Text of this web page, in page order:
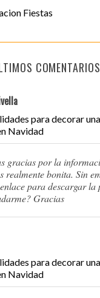
Fiestas
COMENTARIOS
para decorar una
Navidad
gracias por la
realmente bonita. Sin
para descargar la
Gracias
para decorar una
Navidad